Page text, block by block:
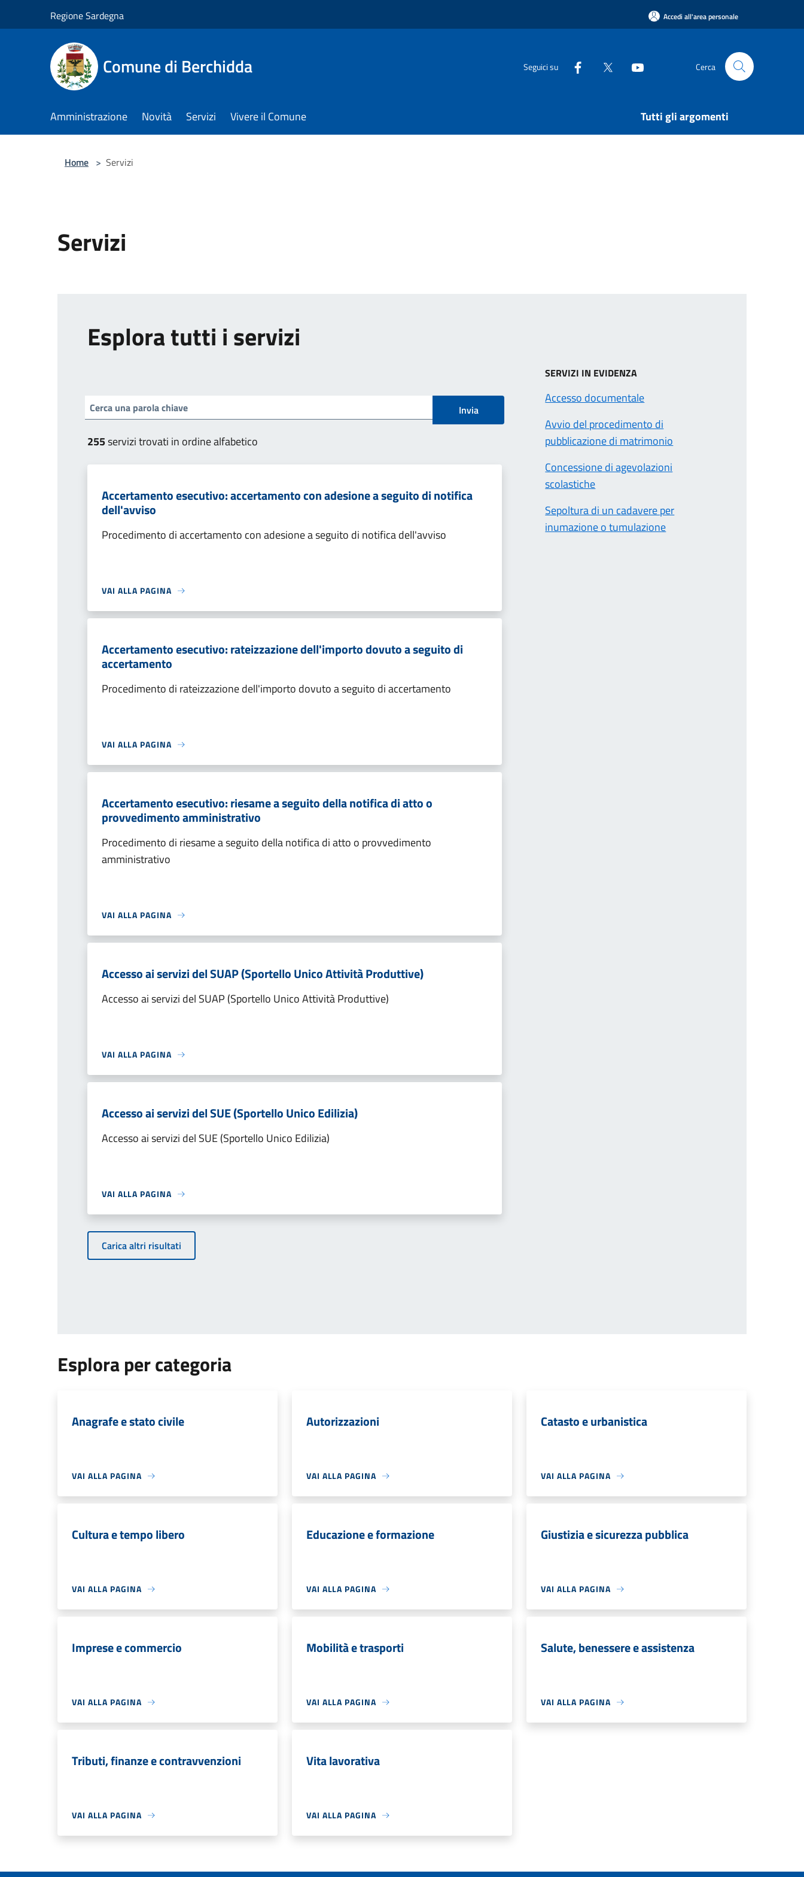
Regione Sardegna Accedi all'area personale
Comune di Berchidda Seguici su Cerca
Amministrazione Novità Servizi Vivere il Comune Tutti gli argomenti
Home > Servizi
Servizi
Esplora tutti i servizi
Invia
255servizi trovati in ordine alfabetico
Accertamento esecutivo: accertamento con adesione a seguito di notifica
dell'avviso
Procedimento di accertamento con adesione a seguito di notifica dell'avviso
VAI ALLA PAGINA
Accertamento esecutivo: rateizzazione dell'importo dovuto a seguito di
accertamento
Procedimento di rateizzazione dell'importo dovuto a seguito di accertamento
VAI ALLA PAGINA
Accertamento esecutivo: riesame a seguito della notifica di atto o
provvedimento amministrativo
Procedimento di riesame a seguito della notifica di atto o provvedimento
amministrativo
VAI ALLA PAGINA
Accesso ai servizi del SUAP (Sportello Unico Attività Produttive)
Accesso ai servizi del SUAP (Sportello Unico Attività Produttive)
VAI ALLA PAGINA
Accesso ai servizi del SUE (Sportello Unico Edilizia)
Accesso ai servizi del SUE (Sportello Unico Edilizia)
VAI ALLA PAGINA
Carica altri risultati
SERVIZI IN EVIDENZA
Accesso documentale
Avvio del procedimento di
pubblicazione di matrimonio
Concessione di agevolazioni
scolastiche
Sepoltura di un cadavere per
inumazione o tumulazione
Esplora per categoria
Anagrafe e stato civile
VAI ALLA PAGINA
Autorizzazioni
VAI ALLA PAGINA
Catasto e urbanistica
VAI ALLA PAGINA
Cultura e tempo libero
VAI ALLA PAGINA
Educazione e formazione
VAI ALLA PAGINA
Giustizia e sicurezza pubblica
VAI ALLA PAGINA
Imprese e commercio
VAI ALLA PAGINA
Mobilità e trasporti
VAI ALLA PAGINA
Salute, benessere e assistenza
VAI ALLA PAGINA
Tributi, finanze e contravvenzioni
VAI ALLA PAGINA
Vita lavorativa
VAI ALLA PAGINA